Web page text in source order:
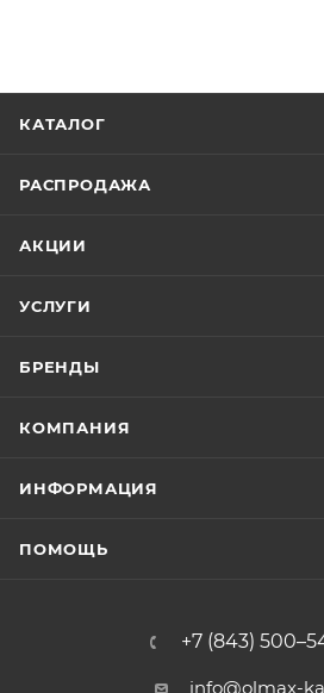
КАТАЛОГ
РАСПРОДАЖА
АКЦИИ
УСЛУГИ
БРЕНДЫ
КОМПАНИЯ
ИНФОРМАЦИЯ
ПОМОЩЬ
+7 (843)
info@olmax-